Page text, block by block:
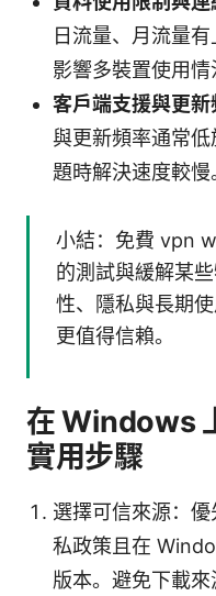
日流量、月流量有
影響多裝置使用情
客戶端支援與更新
與更新頻率通常
題時解決速度較慢
小結：免費 vpn
的測試與緩解某
性、隱私與長期
更值得信賴。
在 Windows
實用步驟
選擇可信來源：
私政策且在
版本。避免下載來